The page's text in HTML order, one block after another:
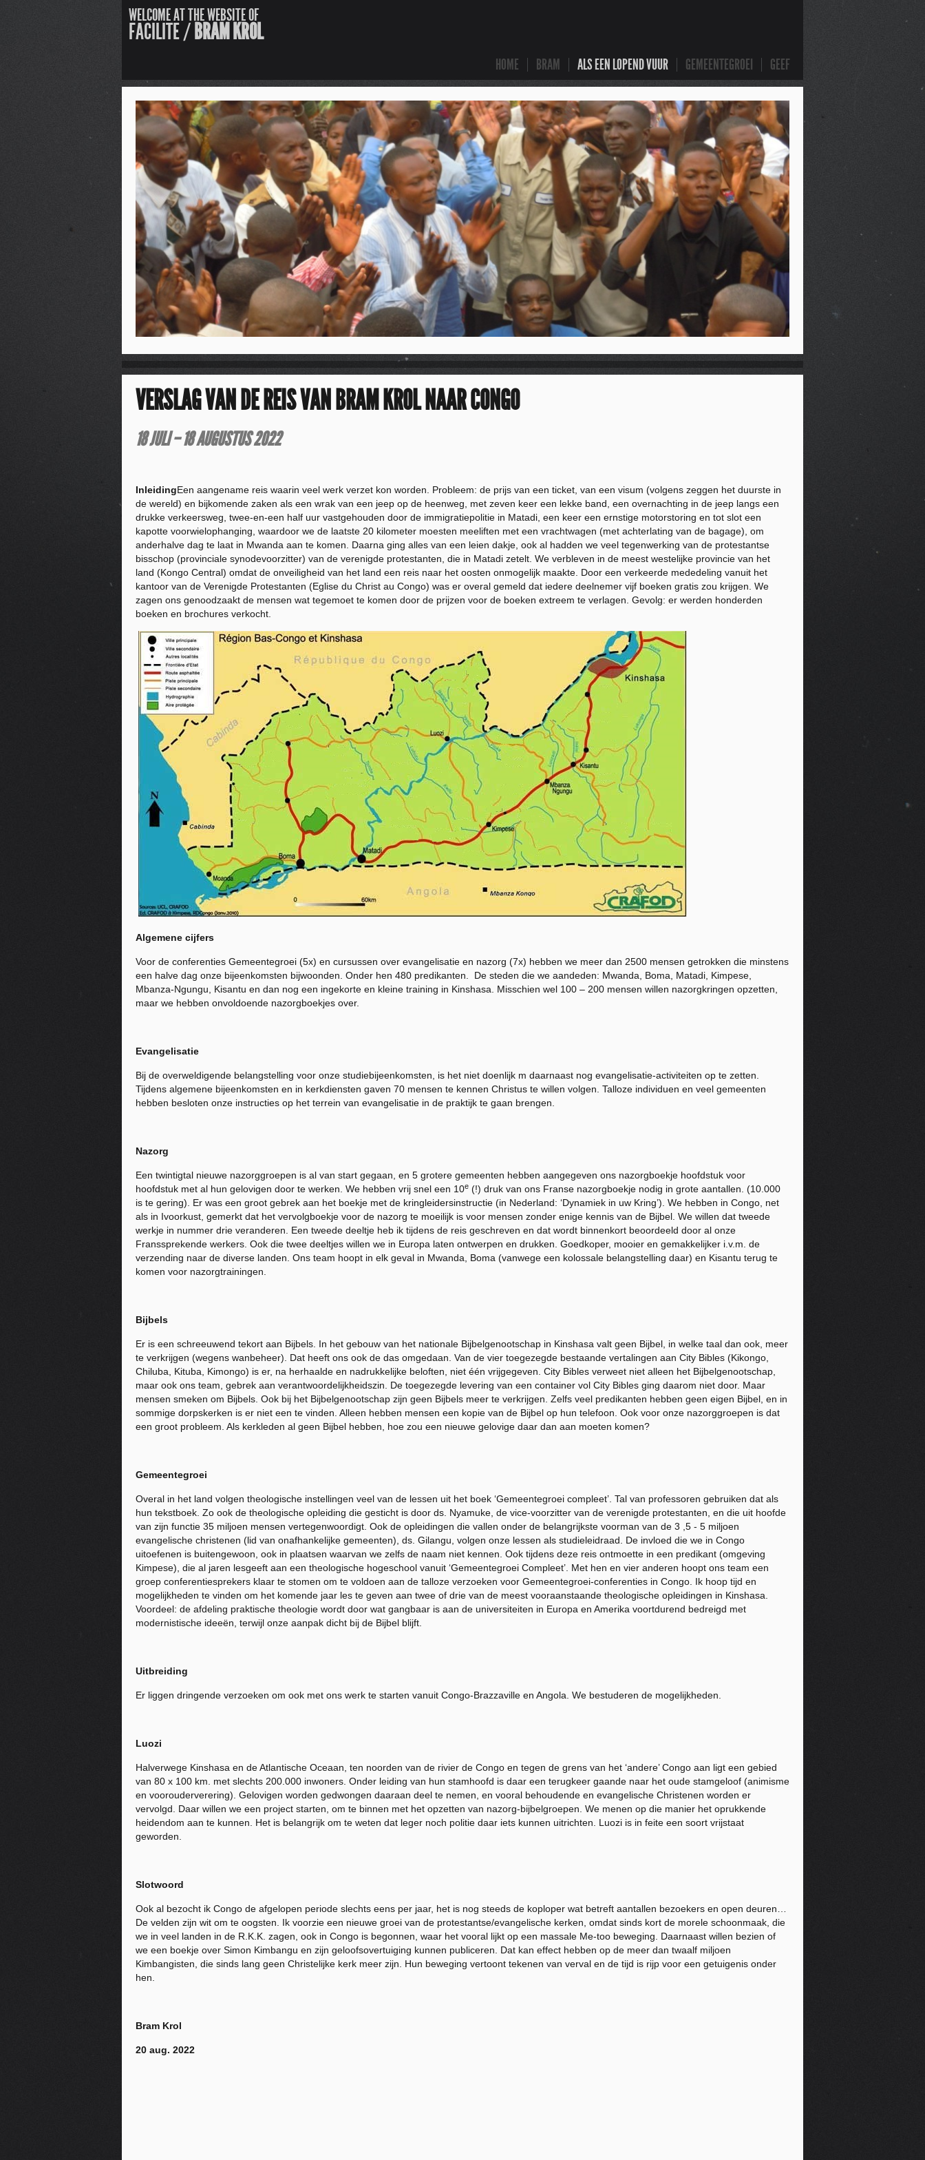
WELCOME AT THE WEBSITE OF
FACILITE / BRAM KROL
HOME BRAM ALS EEN LOPEND VUUR GEMEENTEGROEI GEEF
VERSLAG VAN DE REIS VAN BRAM KROL NAAR CONGO
18 JULI – 18 AUGUSTUS 2022
InleidingEen aangename reis waarin veel werk verzet kon worden. Probleem: de prijs van een ticket, van een visum (volgens zeggen het duurste in
de wereld) en bijkomende zaken als een wrak van een jeep op de heenweg, met zeven keer een lekke band, een overnachting in de jeep langs een
drukke verkeersweg, twee-en-een half uur vastgehouden door de immigratiepolitie in Matadi, een keer een ernstige motorstoring en tot slot een
kapotte voorwielophanging, waardoor we de laatste 20 kilometer moesten meeliften met een vrachtwagen (met achterlating van de bagage), om
anderhalve dag te laat in Mwanda aan te komen. Daarna ging alles van een leien dakje, ook al hadden we veel tegenwerking van de protestantse
bisschop (provinciale synodevoorzitter) van de verenigde protestanten, die in Matadi zetelt. We verbleven in de meest westelijke provincie van het
land (Kongo Central) omdat de onveiligheid van het land een reis naar het oosten onmogelijk maakte. Door een verkeerde mededeling vanuit het
kantoor van de Verenigde Protestanten (Eglise du Christ au Congo) was er overal gemeld dat iedere deelnemer vijf boeken gratis zou krijgen. We
zagen ons genoodzaakt de mensen wat tegemoet te komen door de prijzen voor de boeken extreem te verlagen. Gevolg: er werden honderden
boeken en brochures verkocht.
Algemene cijfers
Voor de conferenties Gemeentegroei (5x) en cursussen over evangelisatie en nazorg (7x) hebben we meer dan 2500 mensen getrokken die minstens
een halve dag onze bijeenkomsten bijwoonden. Onder hen 480 predikanten. De steden die we aandeden: Mwanda, Boma, Matadi, Kimpese,
Mbanza-Ngungu, Kisantu en dan nog een ingekorte en kleine training in Kinshasa. Misschien wel 100 – 200 mensen willen nazorgkringen opzetten,
maar we hebben onvoldoende nazorgboekjes over.
Evangelisatie
Bij de overweldigende belangstelling voor onze studiebijeenkomsten, is het niet doenlijk m daarnaast nog evangelisatie-activiteiten op te zetten.
Tijdens algemene bijeenkomsten en in kerkdiensten gaven 70 mensen te kennen Christus te willen volgen. Talloze individuen en veel gemeenten
hebben besloten onze instructies op het terrein van evangelisatie in de praktijk te gaan brengen.
Nazorg
Een twintigtal nieuwe nazorggroepen is al van start gegaan, en 5 grotere gemeenten hebben aangegeven ons nazorgboekje hoofdstuk voor
hoofdstuk met al hun gelovigen door te werken. We hebben vrij snel een 10e (!) druk van ons Franse nazorgboekje nodig in grote aantallen. (10.000
is te gering). Er was een groot gebrek aan het boekje met de kringleidersinstructie (in Nederland: ‘Dynamiek in uw Kring’). We hebben in Congo, net
als in Ivoorkust, gemerkt dat het vervolgboekje voor de nazorg te moeilijk is voor mensen zonder enige kennis van de Bijbel. We willen dat tweede
werkje in nummer drie veranderen. Een tweede deeltje heb ik tijdens de reis geschreven en dat wordt binnenkort beoordeeld door al onze
Franssprekende werkers. Ook die twee deeltjes willen we in Europa laten ontwerpen en drukken. Goedkoper, mooier en gemakkelijker i.v.m. de
verzending naar de diverse landen. Ons team hoopt in elk geval in Mwanda, Boma (vanwege een kolossale belangstelling daar) en Kisantu terug te
komen voor nazorgtrainingen.
Bijbels
Er is een schreeuwend tekort aan Bijbels. In het gebouw van het nationale Bijbelgenootschap in Kinshasa valt geen Bijbel, in welke taal dan ook, meer
te verkrijgen (wegens wanbeheer). Dat heeft ons ook de das omgedaan. Van de vier toegezegde bestaande vertalingen aan City Bibles (Kikongo,
Chiluba, Kituba, Kimongo) is er, na herhaalde en nadrukkelijke beloften, niet één vrijgegeven. City Bibles verweet niet alleen het Bijbelgenootschap,
maar ook ons team, gebrek aan verantwoordelijkheidszin. De toegezegde levering van een container vol City Bibles ging daarom niet door. Maar
mensen smeken om Bijbels. Ook bij het Bijbelgenootschap zijn geen Bijbels meer te verkrijgen. Zelfs veel predikanten hebben geen eigen Bijbel, en in
sommige dorpskerken is er niet een te vinden. Alleen hebben mensen een kopie van de Bijbel op hun telefoon. Ook voor onze nazorggroepen is dat
een groot probleem. Als kerkleden al geen Bijbel hebben, hoe zou een nieuwe gelovige daar dan aan moeten komen?
Gemeentegroei
Overal in het land volgen theologische instellingen veel van de lessen uit het boek ‘Gemeentegroei compleet’. Tal van professoren gebruiken dat als
hun tekstboek. Zo ook de theologische opleiding die gesticht is door ds. Nyamuke, de vice-voorzitter van de verenigde protestanten, en die uit hoofde
van zijn functie 35 miljoen mensen vertegenwoordigt. Ook de opleidingen die vallen onder de belangrijkste voorman van de 3 ,5 - 5 miljoen
evangelische christenen (lid van onafhankelijke gemeenten), ds. Gilangu, volgen onze lessen als studieleidraad. De invloed die we in Congo
uitoefenen is buitengewoon, ook in plaatsen waarvan we zelfs de naam niet kennen. Ook tijdens deze reis ontmoette in een predikant (omgeving
Kimpese), die al jaren lesgeeft aan een theologische hogeschool vanuit ‘Gemeentegroei Compleet’. Met hen en vier anderen hoopt ons team een
groep conferentiesprekers klaar te stomen om te voldoen aan de talloze verzoeken voor Gemeentegroei-conferenties in Congo. Ik hoop tijd en
mogelijkheden te vinden om het komende jaar les te geven aan twee of drie van de meest vooraanstaande theologische opleidingen in Kinshasa.
Voordeel: de afdeling praktische theologie wordt door wat gangbaar is aan de universiteiten in Europa en Amerika voortdurend bedreigd met
modernistische ideeën, terwijl onze aanpak dicht bij de Bijbel blijft.
Uitbreiding
Er liggen dringende verzoeken om ook met ons werk te starten vanuit Congo-Brazzaville en Angola. We bestuderen de mogelijkheden.
Luozi
Halverwege Kinshasa en de Atlantische Oceaan, ten noorden van de rivier de Congo en tegen de grens van het ‘andere’ Congo aan ligt een gebied
van 80 x 100 km. met slechts 200.000 inwoners. Onder leiding van hun stamhoofd is daar een terugkeer gaande naar het oude stamgeloof (animisme
en voorouderverering). Gelovigen worden gedwongen daaraan deel te nemen, en vooral behoudende en evangelische Christenen worden er
vervolgd. Daar willen we een project starten, om te binnen met het opzetten van nazorg-bijbelgroepen. We menen op die manier het oprukkende
heidendom aan te kunnen. Het is belangrijk om te weten dat leger noch politie daar iets kunnen uitrichten. Luozi is in feite een soort vrijstaat
geworden.
Slotwoord
Ook al bezocht ik Congo de afgelopen periode slechts eens per jaar, het is nog steeds de koploper wat betreft aantallen bezoekers en open deuren…
De velden zijn wit om te oogsten. Ik voorzie een nieuwe groei van de protestantse/evangelische kerken, omdat sinds kort de morele schoonmaak, die
we in veel landen in de R.K.K. zagen, ook in Congo is begonnen, waar het vooral lijkt op een massale Me-too beweging. Daarnaast willen bezien of
we een boekje over Simon Kimbangu en zijn geloofsovertuiging kunnen publiceren. Dat kan effect hebben op de meer dan twaalf miljoen
Kimbangisten, die sinds lang geen Christelijke kerk meer zijn. Hun beweging vertoont tekenen van verval en de tijd is rijp voor een getuigenis onder
hen.
Bram Krol
20 aug. 2022